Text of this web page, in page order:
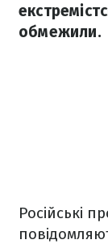
обмежили.
Російські